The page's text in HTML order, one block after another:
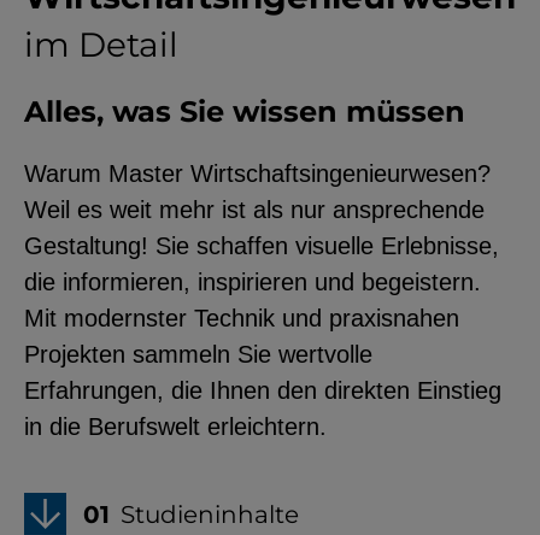
im Detail
Alles, was Sie wissen müssen
Warum Master Wirtschaftsingenieurwesen?
Weil es weit mehr ist als nur ansprechende
Gestaltung! Sie schaffen visuelle Erlebnisse,
die informieren, inspirieren und begeistern.
Mit modernster Technik und praxisnahen
Projekten sammeln Sie wertvolle
Erfahrungen, die Ihnen den direkten Einstieg
in die Berufswelt erleichtern.
Studieninhalte